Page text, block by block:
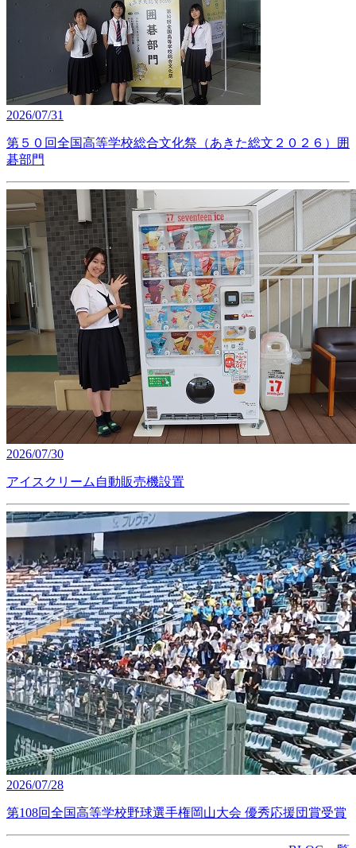
2026/07/31
第５０回全国高等学校総合文化祭（あきた総文２０２６）囲
碁部門
2026/07/30
アイスクリーム自動販売機設置
2026/07/28
第108回全国高等学校野球選手権岡山大会 優秀応援団賞受賞